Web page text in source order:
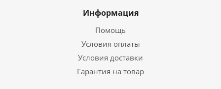
Информация
Помощь
Условия оплаты
Условия доставки
Гарантия на товар